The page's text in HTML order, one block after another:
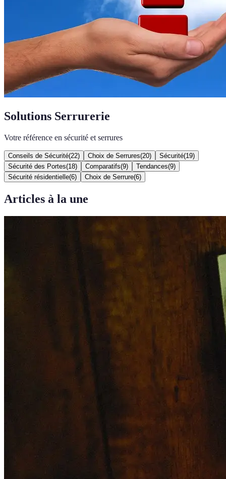
Solutions Serrurerie
Votre référence en sécurité et serrures
Conseils de Sécurité(22) Choix de Serrures(20) Sécurité(19)
Sécurité des Portes(18) Comparatifs(9) Tendances(9)
Sécurité résidentielle(6) Choix de Serrure(6)
Articles à la une